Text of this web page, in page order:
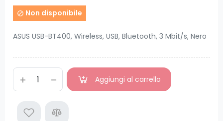
 Non disponibile
ASUS USB-BT400, Wireless, USB, Bluetooth, 3 Mbit/s, Nero
Aggiungi al carrello